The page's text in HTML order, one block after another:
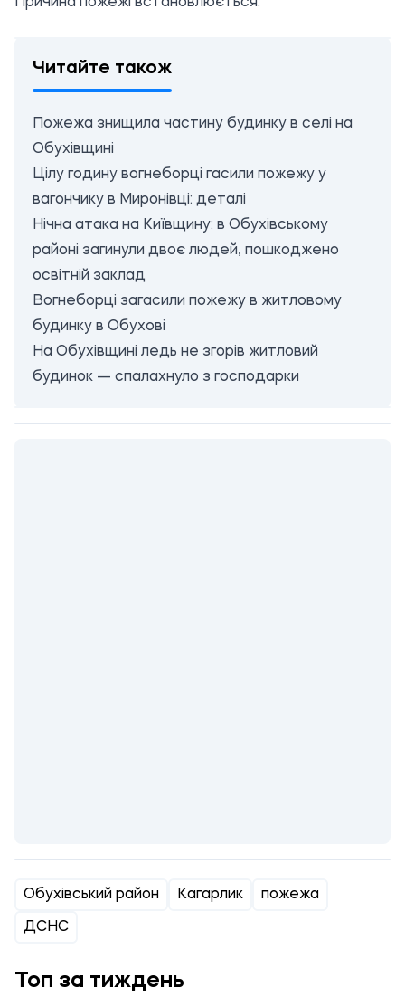
Читайте також
Пожежа знищила частину будинку в селі на
Обухівщині
Цілу годину вогнеборці гасили пожежу у
вагончику в Миронівці: деталі
Нічна атака на Київщину: в Обухівському
районі загинули двоє людей, пошкоджено
освітній заклад
Вогнеборці загасили пожежу в житловому
будинку в Обухові
На Обухівщині ледь не згорів житловий
будинок — спалахнуло з господарки
Обухівський район Кагарлик пожежа
ДСНС
Топ за тиждень